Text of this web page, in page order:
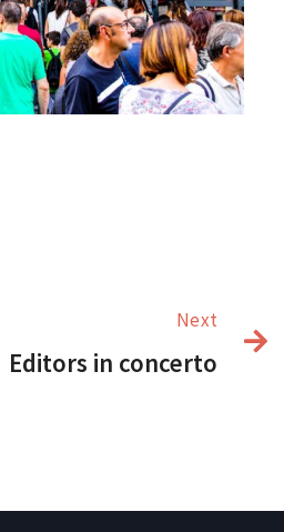
Next
Editors in concerto